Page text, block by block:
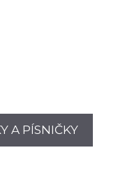
A PÍSNIČKY